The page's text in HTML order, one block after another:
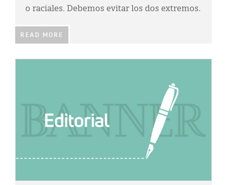
o raciales. Debemos evitar los dos extremos.
READ MORE